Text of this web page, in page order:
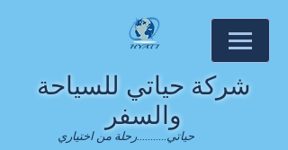
شركة حياتي للسياحة
والسفر
حياتي...........رحلة من اختياري